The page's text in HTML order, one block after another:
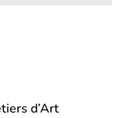
un
d’Art